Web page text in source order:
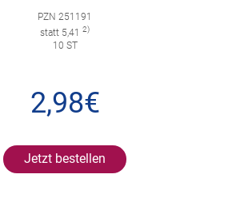
PZN 251191
statt 5,41 2)
10 ST
2,98€
Jetzt bestellen